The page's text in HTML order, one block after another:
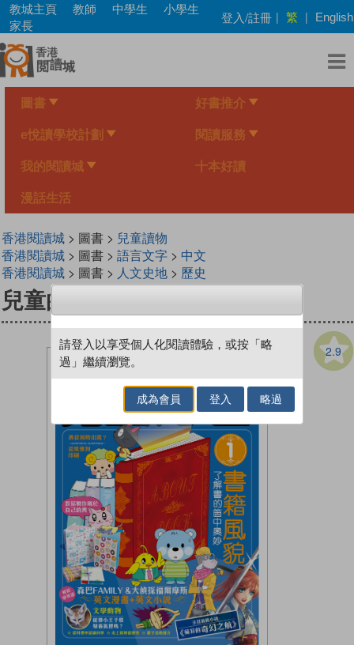
Skip
main
content
教城主頁 教師 中學生
小學生
家長
登入/註冊 | 繁 | English
圖書 好書推介
e悅讀學校計劃 閱讀服務
我的閱讀城 十本好讀
漫話生活
香港閱讀城> 圖書 > 兒童讀物
香港閱讀城> 圖書 > 語言文字> 中文
香港閱讀城> 圖書 > 人文史地> 歷史
兒童的學習 1 書籍風貌
2.9
請登入以享受個人化閱讀體驗，或按「略
過」繼續瀏覽。
成為會員 登入 略過